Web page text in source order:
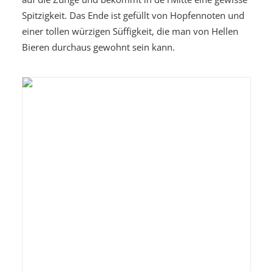
Spitzigkeit. Das Ende ist gefüllt von Hopfennoten und
einer tollen würzigen Süffigkeit, die man von Hellen
Bieren durchaus gewohnt sein kann.